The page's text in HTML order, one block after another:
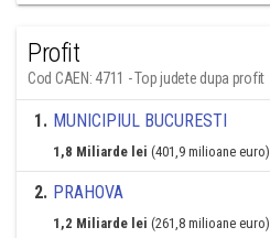
Profit
Cod CAEN: 4711 - Top judete dupa profit
1. MUNICIPIUL BUCURESTI
1,8 Miliarde lei (401,9 milioane euro)
2. PRAHOVA
1,2 Miliarde lei (261,8 milioane euro)